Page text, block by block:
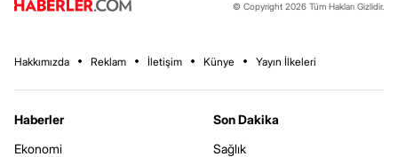
© Copyright 2026 Tüm Hakları Gizlidir.
Hakkımızda Reklam İletişim Künye Yayın İlkeleri
Haberler
Ekonomi
Son Dakika
Sağlık